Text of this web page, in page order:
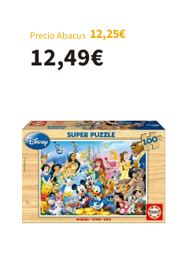
Precio Abacus 12,25€
12,49€